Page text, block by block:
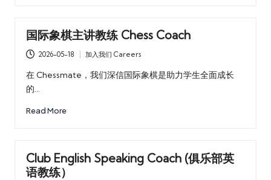
部
国际象棋主讲教练 Chess Coach
2026-05-18
Posted
in
加入我们 Careers
在 Chessmate，我们深信国际象棋是助力学生全面成长
的…
Read More
Club English Speaking Coach (俱乐部英
语教练）